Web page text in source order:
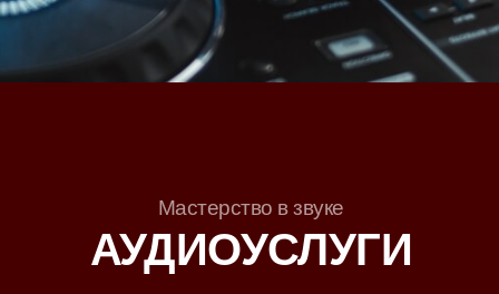
Мастерство в звуке
АУДИОУСЛУГИ